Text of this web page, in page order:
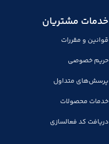
خدمات مشتریان
قوانین و مقررات
حریم خصوصی
پرسش‌های متداول
خدمات محصولات
دریافت کد فعالسازی